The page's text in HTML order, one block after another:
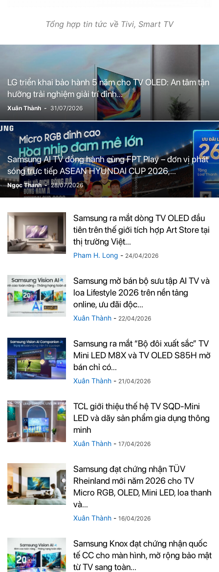
Tổng hợp tin tức về Tivi, Smart TV
LG triển khai bảo hành 5 năm cho TV OLED: An tâm tận
hưởng trải nghiệm giải trí đỉnh...
Xuân Thành - 31/07/2026
Samsung AI TV đồng hành cùng FPT Play – đơn vị phát
sóng trực tiếp ASEAN HYUNDAI CUP 2026,...
Ngọc Thanh - 28/07/2026
Samsung ra mắt dòng TV OLED đầu
tiên trên thế giới tích hợp Art Store tại
thị trường Việt...
Pham H. Long - 24/04/2026
Samsung mở bán bộ sưu tập AI TV và
loa Lifestyle 2026 trên nền tảng
online, ưu đãi độc...
Xuân Thành - 22/04/2026
Samsung ra mắt “Bộ đôi xuất sắc” TV
Mini LED M8X và TV OLED S85H mở
bán chỉ có...
Xuân Thành - 21/04/2026
TCL giới thiệu thế hệ TV SQD-Mini
LED và dãy sản phẩm gia dụng thông
minh
Xuân Thành - 17/04/2026
Samsung đạt chứng nhận TÜV
Rheinland mới năm 2026 cho TV
Micro RGB, OLED, Mini LED, loa thanh
và...
Xuân Thành - 16/04/2026
Samsung Knox đạt chứng nhận quốc
tế CC cho màn hình, mở rộng bảo mật
từ TV sang toàn...